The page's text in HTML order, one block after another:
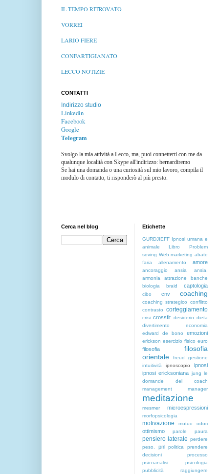
IL TEMPO RITROVATO
VORREI
LARIO FIERE
CONFARTIGIANATO
LECCO NOTIZIE
CONTATTI
Indirizzo studio
Linkedin
Facebook
Google
Telegram
Svolgo la mia attività a Lecco, ma, puoi connetterti con me da
qualunque località con Skype all'indirizzo: bernardiremo
Se hai una domanda o una curiosità sul mio lavoro, compila il
modulo di contatto, ti risponderò al più presto.
Cerca nel blog Etichette
GURDJIEFF Ipnosi umana e
animale
Libro
Problem
soving Web marketing abate
faria
allenamento amore
ancoraggio ansia
ansia.
armonia
attrazione
banche
biologia
braid captologia
cibo cnv coaching
coaching strategico
conflitto
contrasto
corteggiamento
crisi crossfit desiderio dieta
divertimento
economia
edward de bono
emozioni
erickson esercizio fisico euro
filosofia
filosofia
orientale
freud
gestione
intuitività
ipnoscopio
ipnosi
ipnosi ericksoniana jung le
domande del coach
management
manager
meditazione
mesmer microespressioni
morfopsicologia
motivazione mutuo odori
ottimismo parole paura
pensiero laterale perdere
peso.
pnl politica
prendere
decisioni
processo
psicoanalisi
psicologia
pubblicità
raggiungere